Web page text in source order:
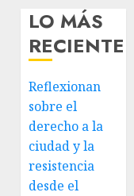
LO MÁS
RECIENTE
Reflexionan
sobre el
derecho a la
ciudad y la
resistencia
desde el